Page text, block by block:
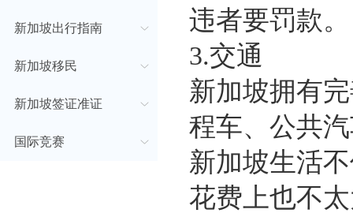
新加坡出行指南
新加坡移民
新加坡签证准证
国际竞赛
违者要罚款。
3.交通
新加坡拥有
程车、公共
新加坡生活
花费上也不